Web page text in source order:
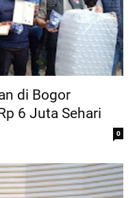
di Bogor
6 Juta Sehari
0